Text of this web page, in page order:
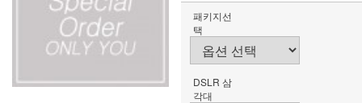
패키지선
택
DSLR 삼
각대